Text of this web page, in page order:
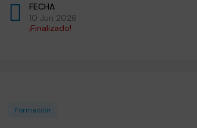
FECHA
10 Jun 2026
¡Finalizado!
Formación